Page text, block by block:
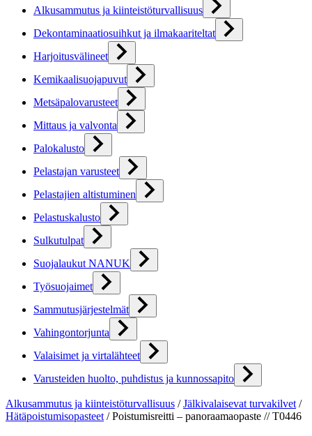
Alkusammutus ja kiinteistöturvallisuus
Dekontaminaatiosuihkut ja ilmakaariteltat
Harjoitusvälineet
Kemikaalisuojapuvut
Metsäpalovarusteet
Mittaus ja valvonta
Palokalusto
Pelastajan varusteet
Pelastajien altistuminen
Pelastuskalusto
Sulkutulpat
Suojalaukut NANUK
Työsuojaimet
Sammutusjärjestelmät
Vahingontorjunta
Valaisimet ja virtalähteet
Varusteiden huolto, puhdistus ja kunnossapito
Alkusammutus ja kiinteistöturvallisuus /Jälkivalaisevat turvakilvet /
Hätäpoistumisopasteet /Poistumisreitti – panoraamaopaste // T0446